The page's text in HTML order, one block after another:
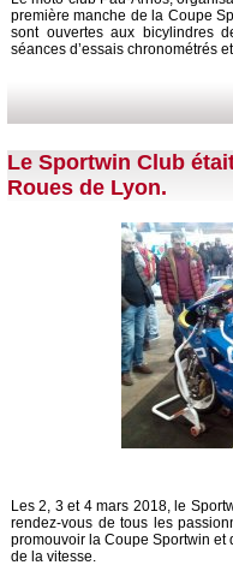
première manche de la Coupe
sont ouvertes aux bicylindres
séances d’essais chronométrés
Le Sportwin Club
Roues de Lyon.
Les 2, 3 et 4 mars 2018, le
rendez-vous de tous les
promouvoir la Coupe Sportwin et
de la vitesse.